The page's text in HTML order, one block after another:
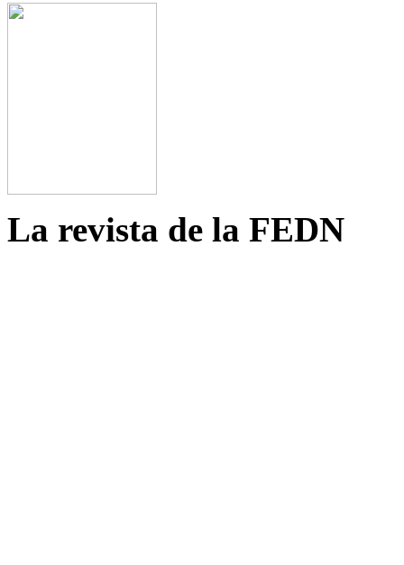
La revista de la FEDN